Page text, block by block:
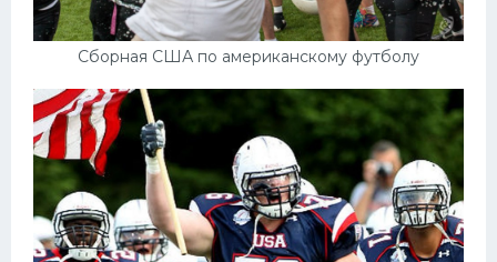
Сборная США по американскому футболу